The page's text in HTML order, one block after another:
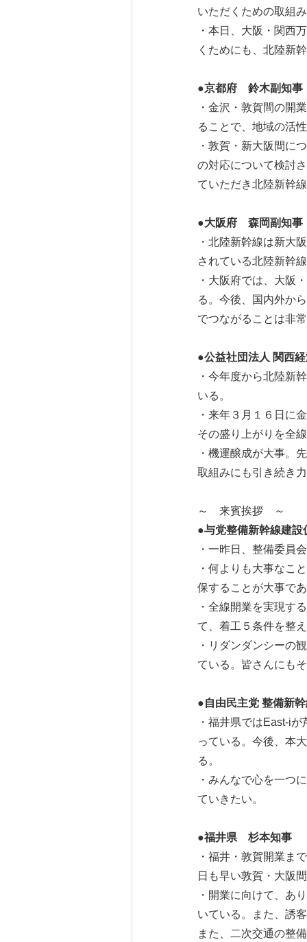
いただくための取組
・本日、大阪・関西
くためにも、北陸新
●京都府 鈴木副知事
・金沢・敦賀間の開
ることで、地域の活
・敦賀・新大阪間に
の対応について検討
ていただき北陸新幹
●大阪府 森岡副知事
・北陸新幹線は新大
されている北陸新幹
・大阪府では、大阪
る。今後、国内外か
でつながることは非
●公益社団法人 関西
・今年度から北陸新
いる。
・来年３月１６日に
その盛り上がりを全
・機運醸成が大事。
取組みにも引き続き
～ 来賓挨拶 ～
●与党整備新幹線建設
・一昨日、整備委員
・何よりも大事なこ
保することが大事で
・全線開業を実現す
て、着工５条件を整
・リダンダンシーの
ている。皆さんにも
●自由民主党 整備新
・福井県ではEast-i
っている。今後、本
る。
・みんなで心を一つ
ていきたい。
●福井県 杉本知事
・福井・敦賀開業ま
日も早い敦賀・大阪
・開業に向けて、あ
いている。また、誘
また、二次交通の整